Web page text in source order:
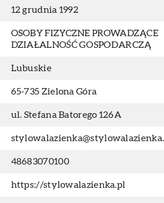
12 grudnia 1992
OSOBY FIZYCZNE PROWADZĄCE
DZIAŁALNOŚĆ GOSPODARCZĄ
Lubuskie
65-735 Zielona Góra
ul. Stefana Batorego 126A
48683070100
https://stylowalazienka.pl